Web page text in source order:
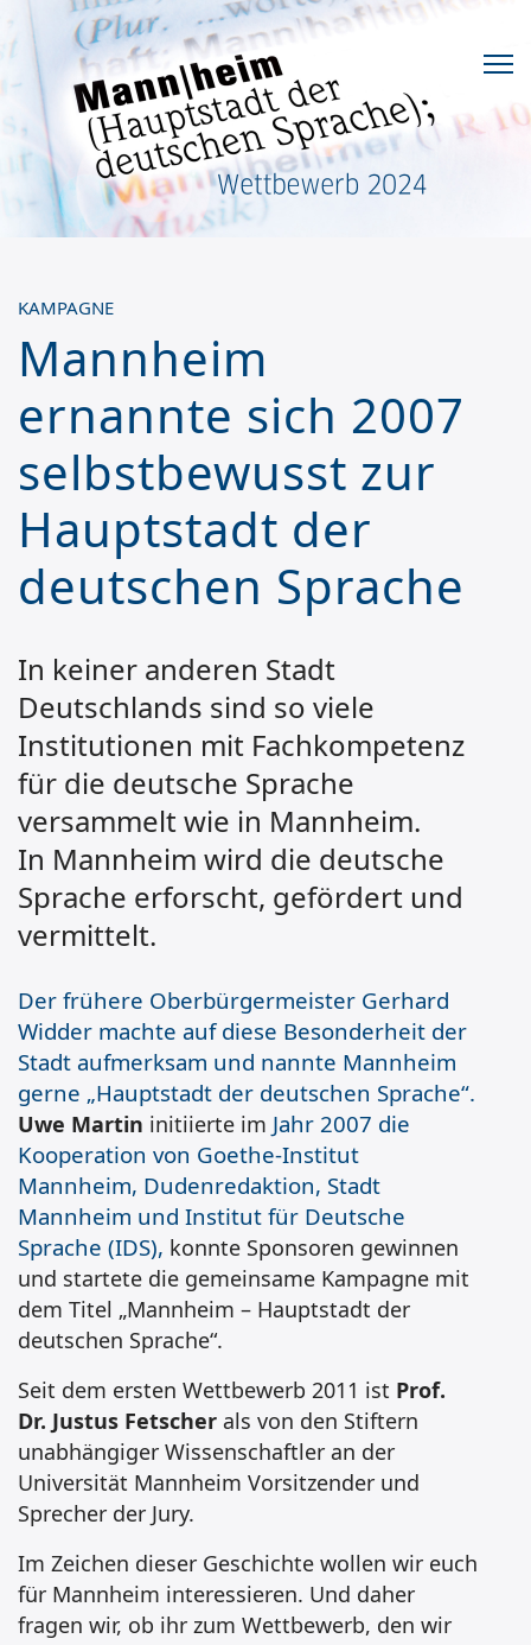
KAMPAGNE
Mannheim
ernannte sich 2007
selbstbewusst zur
Hauptstadt der
deutschen Sprache
In keiner anderen Stadt
Deutschlands sind so viele
Institutionen mit Fachkompetenz
für die deutsche Sprache
versammelt wie in Mannheim.
In Mannheim wird die deutsche
Sprache erforscht, gefördert und
vermittelt.
Der frühere Oberbürgermeister Gerhard
Widder machte auf diese Besonderheit der
Stadt aufmerksam und nannte Mannheim
gerne „Hauptstadt der deutschen Sprache“.
Uwe Martin initiierte im Jahr 2007 die
Kooperation von Goethe-Institut
Mannheim, Dudenredaktion, Stadt
Mannheim und Institut für Deutsche
Sprache (IDS), konnte Sponsoren gewinnen
und startete die gemeinsame Kampagne mit
dem Titel „Mannheim – Hauptstadt der
deutschen Sprache“.
Seit dem ersten Wettbewerb 2011 ist Prof.
Dr. Justus Fetscher als von den Stiftern
unabhängiger Wissenschaftler an der
Universität Mannheim Vorsitzender und
Sprecher der Jury.
Im Zeichen dieser Geschichte wollen wir euch
für Mannheim interessieren. Und daher
fragen wir, ob ihr zum Wettbewerb, den wir